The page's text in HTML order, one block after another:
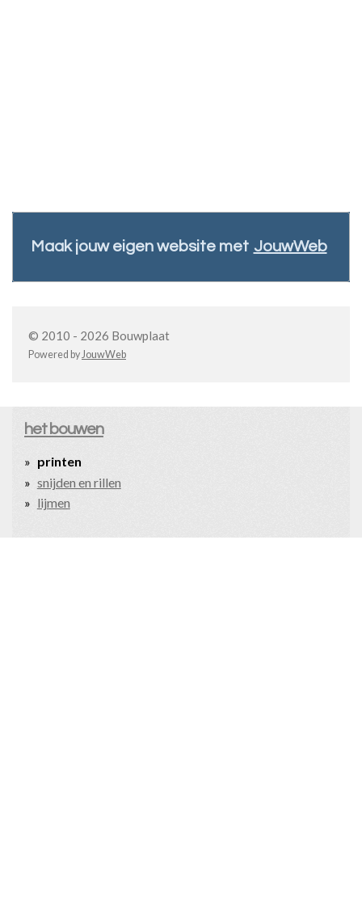
Maak jouw eigen website met JouwWeb
© 2010 - 2026 Bouwplaat
Powered byJouwWeb
het bouwen
printen
snijden en rillen
lijmen